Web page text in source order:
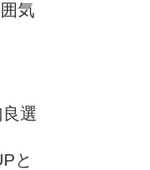
気
選
と